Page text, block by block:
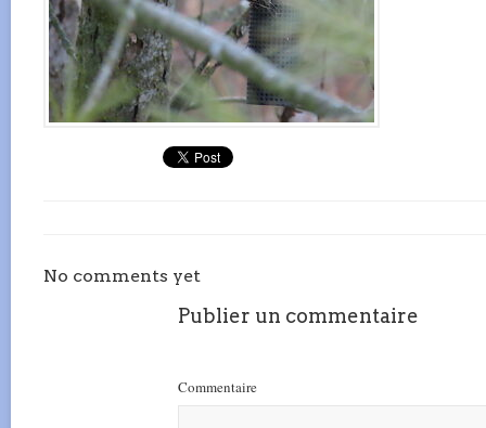
No comments yet
Publier un commentaire
Commentaire